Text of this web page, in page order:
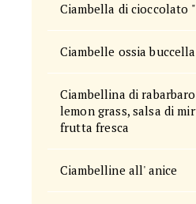
Ciambella di cioccolato
Ciambelle ossia
Ciambellina di
lemon grass, salsa di
frutta fresca
Ciambelline all' anice